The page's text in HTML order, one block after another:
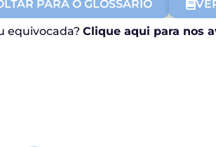
PARA O GLOSSÁRIO
equivocada? Clique aqui para nos